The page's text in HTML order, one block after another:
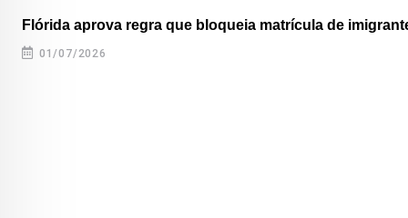
Flórida aprova regra que bloqueia matrícula de
01/07/2026